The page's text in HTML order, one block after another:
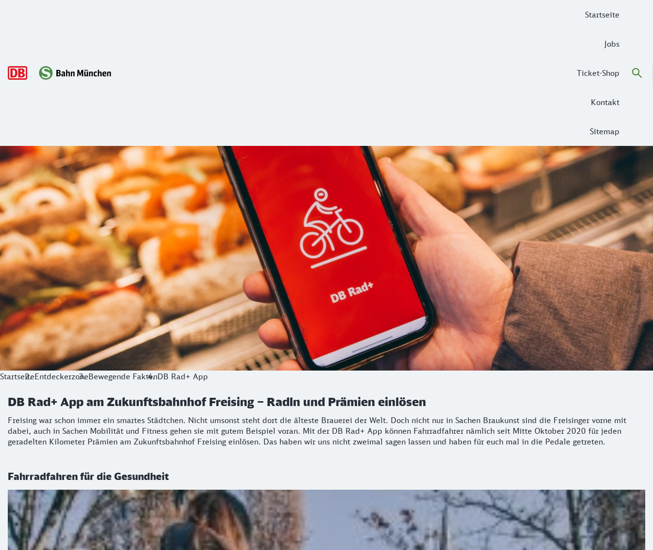
Startseite
Jobs
Ticket-Shop
Kontakt
Sitemap
DB Rad+ App am Zukunftsbahnhof Freising – Radln und Prämien einlösen
Freising war schon immer ein smartes Städtchen. Nicht umsonst steht dort die älteste Brauerei der Welt. Doch nicht nur in Sachen Braukunst sind die Freisinger vorne mit
StartseiteEntdeckerzoneBewegende FaktenDB Rad+ App
DB Rad+ App am Zukunftsbahnhof Freising – Radln und Prämien einlösen
Freising war schon immer ein smartes Städtchen. Nicht umsonst steht dort die älteste Brauerei der Welt. Doch nicht nur in Sachen Braukunst sind die Freisinger vorne mit
dabei, auch in Sachen Mobilität und Fitness gehen sie mit gutem Beispiel voran. Mit der DB Rad+ App können Fahrradfahrer nämlich seit Mitte Oktober 2020 für jeden
geradelten Kilometer Prämien am Zukunftsbahnhof Freising einlösen. Das haben wir uns nicht zweimal sagen lassen und haben für euch mal in die Pedale getreten.
Fahrradfahren für die Gesundheit